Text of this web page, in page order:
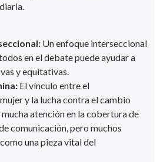
Un enfoque interseccional
en el debate puede ayudar a
y equitativas.
El vínculo entre el
y la lucha contra el cambio
atención en la cobertura de
comunicación, pero muchos
una pieza vital del